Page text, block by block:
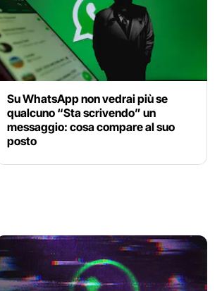
Su WhatsApp non vedrai più se
qualcuno “Sta scrivendo” un
messaggio: cosa compare al suo
posto